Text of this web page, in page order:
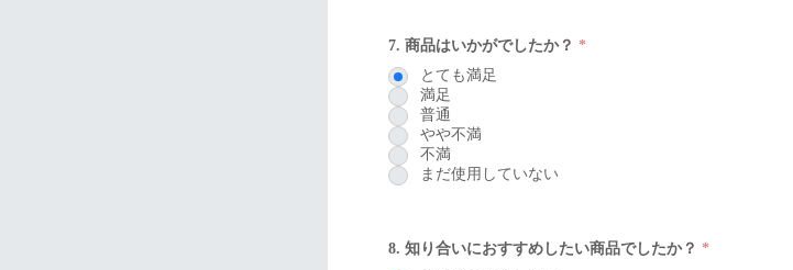
7. 商品はいかがでしたか？ *
とても満足
満足
普通
やや不満
不満
まだ使用していない
8. 知り合いにおすすめしたい商品でしたか？ *